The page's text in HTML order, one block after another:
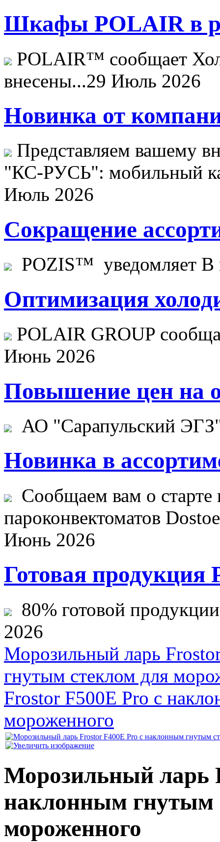
Шкафы POLAIR в
POLAIR™ сообщает
внесены...29 Июль 2026
Новинка от
Представляем вашему
"КС-РУСЬ": мобильный
Июль 2026
Сокращение
POZIS™ уведомляет В
Оптимизация
POLAIR GROUP
Июнь 2026
Повышение цен на
АО "Сарапульский
Новинка в
Сообщаем вам о старте
пароконвектоматов
Июнь 2026
Готовая продукция
80% готовой
2026
Морозильный ларь
гнутым стеклом для
Frostor F500E Pro с
мороженного
Морозильный ларь
наклонным гнутым
мороженного